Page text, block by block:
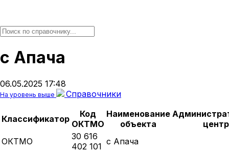
с Апача
06.05.2025 17:48
На уровень выше Справочники
Классификатор
Код
ОКТМО
Наименование
объекта
центр
ОКТМО
30 616
402 101 с Апача